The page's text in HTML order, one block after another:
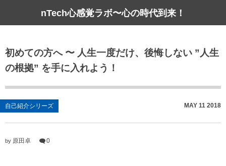
nTech心感覚ラボ〜心の時代到来！
初めての方へ 〜 人生一度だけ、後悔しない ”人生
の根拠” を手に入れよう！
自己紹介シリーズ MAY 11 2018
by 原田卓 0